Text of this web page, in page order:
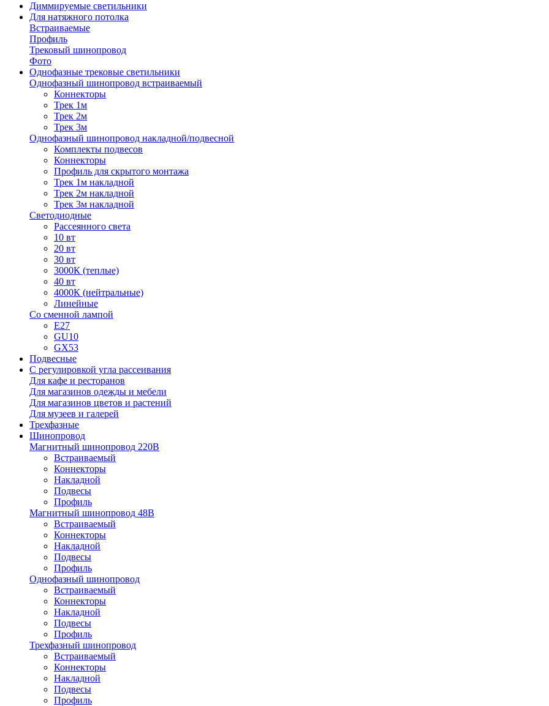
Диммируемые светильники
Для натяжного потолка
Встраиваемые
Профиль
Трековый шинопровод
Фото
Однофазные трековые светильники
Однофазный шинопровод встраиваемый
Коннекторы
Трек 1м
Трек 2м
Трек 3м
Однофазный шинопровод накладной/подвесной
Комплекты подвесов
Коннекторы
Профиль для скрытого монтажа
Трек 1м накладной
Трек 2м накладной
Трек 3м накладной
Светодиодные
Рассеянного света
10 вт
20 вт
30 вт
3000К (теплые)
40 вт
4000К (нейтральные)
Линейные
Со сменной лампой
E27
GU10
GX53
Подвесные
С регулировкой угла рассеивания
Для кафе и ресторанов
Для магазинов одежды и мебели
Для магазинов цветов и растений
Для музеев и галерей
Трехфазные
Шинопровод
Магнитный шинопровод 220В
Встраиваемый
Коннекторы
Накладной
Подвесы
Профиль
Магнитный шинопровод 48В
Встраиваемый
Коннекторы
Накладной
Подвесы
Профиль
Однофазный шинопровод
Встраиваемый
Коннекторы
Накладной
Подвесы
Профиль
Трехфазный шинопровод
Встраиваемый
Коннекторы
Накладной
Подвесы
Профиль